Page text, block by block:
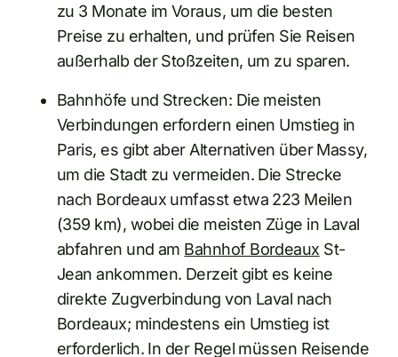
zu 3 Monate im Voraus, um die besten
Preise zu erhalten, und prüfen Sie Reisen
außerhalb der Stoßzeiten, um zu sparen.
Bahnhöfe und Strecken: Die meisten
Verbindungen erfordern einen Umstieg in
Paris, es gibt aber Alternativen über Massy,
um die Stadt zu vermeiden. Die Strecke
nach Bordeaux umfasst etwa 223 Meilen
(359 km), wobei die meisten Züge in Laval
abfahren und am Bahnhof Bordeaux St-
Jean ankommen. Derzeit gibt es keine
direkte Zugverbindung von Laval nach
Bordeaux; mindestens ein Umstieg ist
erforderlich. In der Regel müssen Reisende